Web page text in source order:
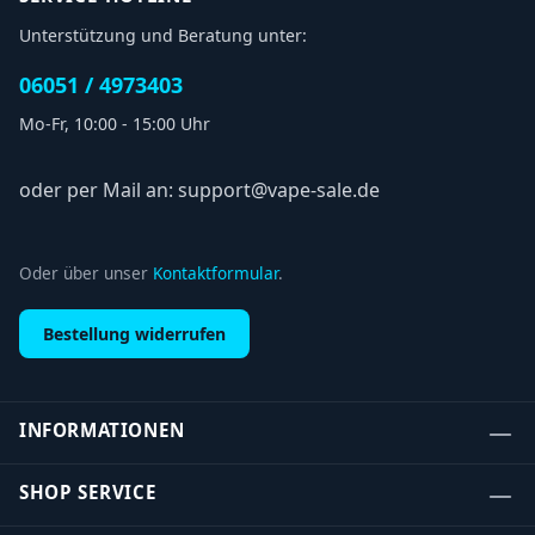
Unterstützung und Beratung unter:
06051 / 4973403
Mo-Fr, 10:00 - 15:00 Uhr
oder per Mail an: support@vape-sale.de
Oder über unser Kontaktformular.
Bestellung widerrufen
INFORMATIONEN
SHOP SERVICE